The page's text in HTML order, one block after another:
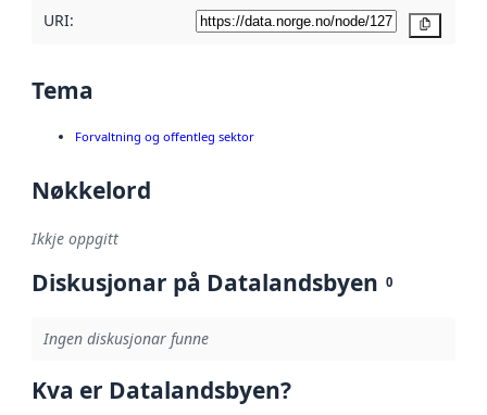
URI:
Tema
Forvaltning og offentleg sektor
Nøkkelord
Ikkje oppgitt
Diskusjonar på Datalandsbyen 0
Ingen diskusjonar funne
Kva er Datalandsbyen?